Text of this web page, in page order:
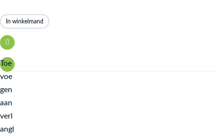
In winkelmand
Toe
voe
gen
aan
verl
angl